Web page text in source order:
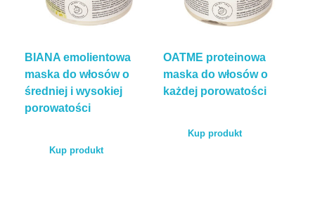
ENGLISH
TEST POROWATOŚCI
BIANA emolientowa
maska do włosów o
średniej i wysokiej
porowatości
Kup produkt
OATME proteinowa
maska do włosów o
każdej porowatości
Kup produkt